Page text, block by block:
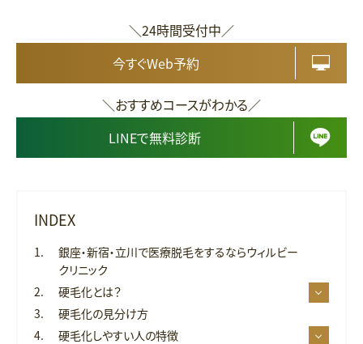
＼24時間受付中／
今すぐWeb予約
＼おすすめコースがわかる／
LINEで無料診断
INDEX
銀座・新宿・立川で医療脱毛をするならウィルビー
クリニック
硬毛化とは？
硬毛化の見分け方
硬毛化しやすい人の特徴